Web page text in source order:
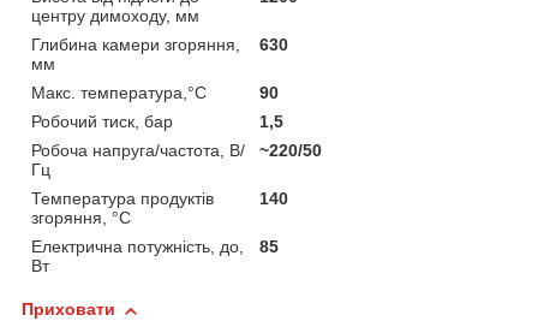
центру димоходу, мм
Глибина камери згоряння,
мм
630
Макс. температура,°C
90
Робочий тиск, бар
1,5
Робоча напруга/частота, В/
Гц
~220/50
Температура продуктів
згоряння, °C
140
Електрична потужність, до,
Вт
85
Приховати